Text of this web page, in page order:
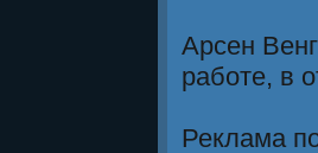
Арсен
работе, в
Реклама